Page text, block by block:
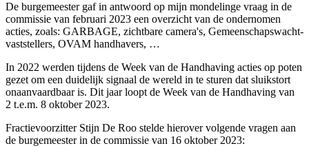
De burgemeester gaf in antwoord op mijn mondelinge vraag in de
commissie van februari 2023 een overzicht van de ondernomen
acties, zoals: GARBAGE, zichtbare camera's, Gemeenschapswacht-
vaststellers, OVAM handhavers, …
In 2022 werden tijdens de Week van de Handhaving acties op poten
gezet om een duidelijk signaal de wereld in te sturen dat sluikstort
onaanvaardbaar is. Dit jaar loopt de Week van de Handhaving van
2 t.e.m. 8 oktober 2023.
Fractievoorzitter Stijn De Roo stelde hierover volgende vragen aan
de burgemeester in de commissie van 16 oktober 2023: